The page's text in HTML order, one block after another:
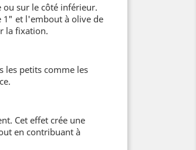
sur le côté inférieur.
1" et l'embout à olive de
la fixation.
les petits comme les
Cet effet crée une
en contribuant à